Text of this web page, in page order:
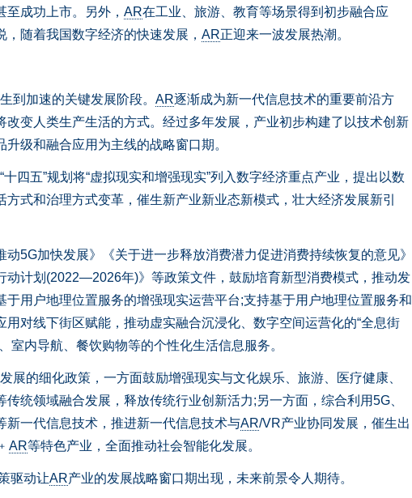
成功上市。另外， AR在工业、旅游、教育等场景得到初步融合应
随着我国数字经济的快速发展， AR正迎来一波发展热潮。
到加速的关键发展阶段。 AR逐渐成为新一代信息技术的重要前沿方
改变人类生产生活的方式。经过多年发展，产业初步构建了以技术创新
级和融合应用为主线的战略窗口期。
十四五”规划将“虚拟现实和增强现实”列入数字经济重点产业，提出以数
式和治理方式变革，催生新产业新业态新模式，壮大经济发展新引
加快发展》《关于进一步释放消费潜力促进消费持续恢复的意见》
动计划(2022—2026年)》等政策文件，鼓励培育新型消费模式，推动发
于用户地理位置服务的增强现实运营平台;支持基于用户地理位置服务和
对线下街区赋能，推动虚实融合沉浸化、数字空间运营化的“全息街
室内导航、餐饮购物等的个性化生活信息服务。
发展的细化政策，一方面鼓励增强现实与文化娱乐、旅游、医疗健康、
统领域融合发展，释放传统行业创新活力;另一方面，综合利用5G、
新一代信息技术，推进新一代信息技术与AR/VR产业协同发展，催生出
AR等特色产业，全面推动社会智能化发展。
驱动让AR产业的发展战略窗口期出现，未来前景令人期待。